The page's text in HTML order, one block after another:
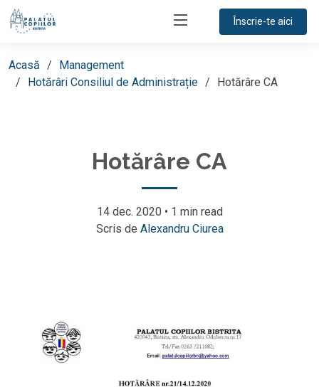
Înscrie-te aici
Acasă
Management
Hotărâri Consiliul de Administrație
Hotărâre CA
Hotărâre CA
14 dec. 2020 • 1 min read
Scris de Alexandru Ciurea